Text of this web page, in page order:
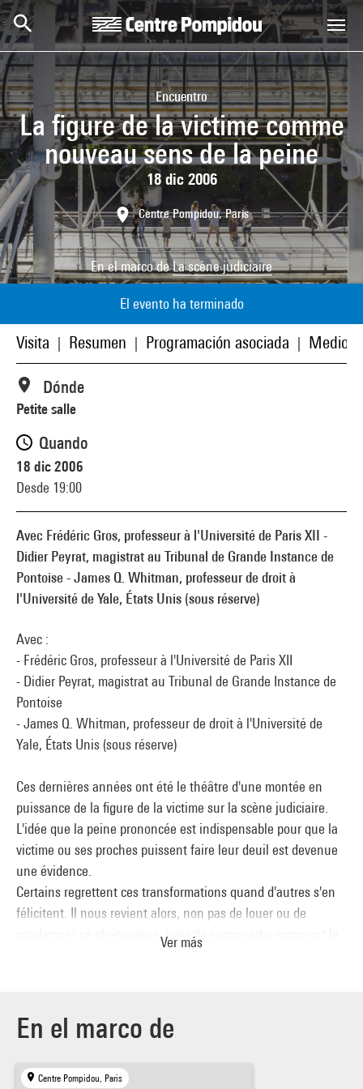
Skip to main content
Centre Pompidou
Encuentro
La figure de la victime comme
nouveau sens de la peine
18 dic 2006
Centre Pompidou, Paris
En el marco deLa scène judiciaire
El evento ha terminado
Visita Resumen Programación asociada Medios
Avec Frédéric Gros, professeur à l'Université de Paris XII -
Didier Peyrat, magistrat au Tribunal de Grande Instance de
Pontoise - James Q. Whitman, professeur de droit à
l'Université de Yale, États Unis (sous réserve)
Avec :
- Frédéric Gros, professeur à l'Université de Paris XII
- Didier Peyrat, magistrat au Tribunal de Grande Instance de
Pontoise
- James Q. Whitman, professeur de droit à l'Université de
Yale, États Unis (sous réserve)
Ces dernières années ont été le théâtre d'une montée en
puissance de la figure de la victime sur la scène judiciaire.
L'idée que la peine prononcée est indispensable pour que la
victime ou ses proches puissent faire leur deuil est devenue
une évidence.
Certains regrettent ces transformations quand d'autres s'en
félicitent. Il nous revient alors, non pas de louer ou de
condamner ce phénomène, mais de comprendre comment le
Frédéric Gros
États de violence : essais sur la fin de la guerre, Gallimard,
Michel Foucault, PUF, 2004
Ver más
Dónde
Petite salle
Quando
18 dic 2006
Desde 19:00
En el marco de
Centre Pompidou, Paris